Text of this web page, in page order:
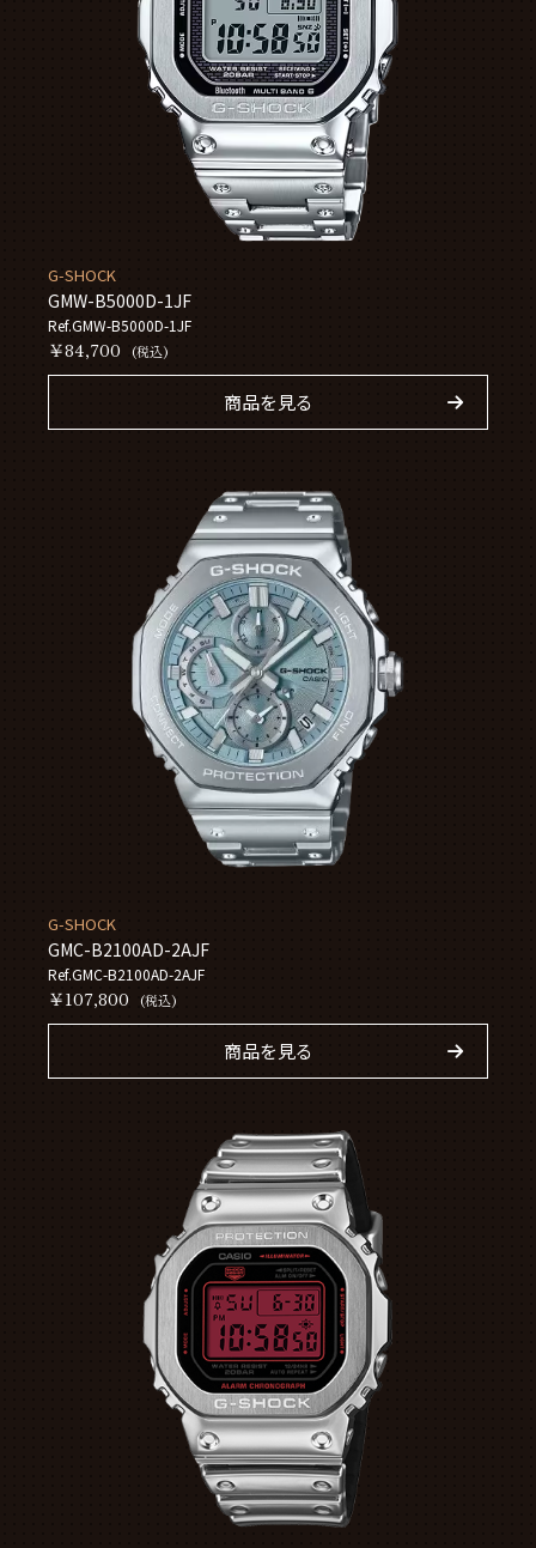
G-SHOCK
GMW-B5000D-1JF
Ref.GMW-B5000D-1JF
￥84,700 (税込)
商品を見る
G-SHOCK
GMC-B2100AD-2AJF
Ref.GMC-B2100AD-2AJF
￥107,800 (税込)
商品を見る